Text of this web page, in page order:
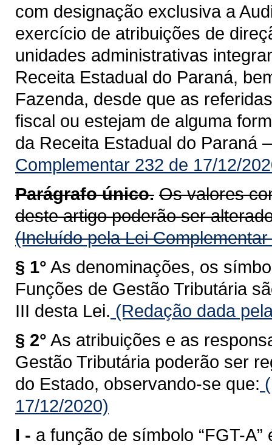
com designação exclusiva a
exercício de atribuições de
unidades administrativas
Receita Estadual do Paraná,
Fazenda, desde que as
fiscal ou estejam de alguma
da Receita Estadual do Paraná
Complementar 232 de 17/12/
Parágrafo único. Os valores
deste artigo poderão ser
(Incluído pela Lei
§ 1° As denominações, os
Funções de Gestão Tributária
III desta Lei. (Redação dada
§ 2° As atribuições e as
Gestão Tributária poderão ser
do Estado, observando-se que:
17/12/2020)
I - a função de símbolo “FGT-